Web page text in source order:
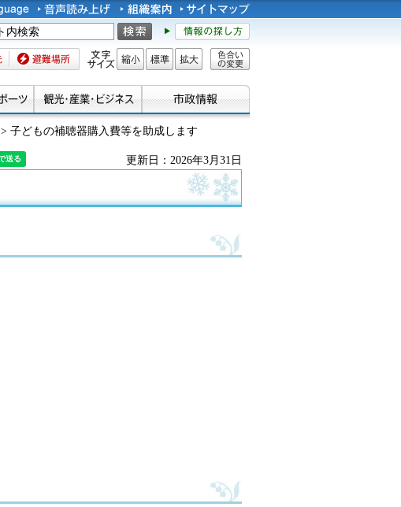
避難場所 文字サイズ
縮小 標準 拡大
色合い
> 子どもの補聴器購入費等を助成します
更新日：2026年3月31日